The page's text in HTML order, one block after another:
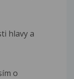
hlavy a
o